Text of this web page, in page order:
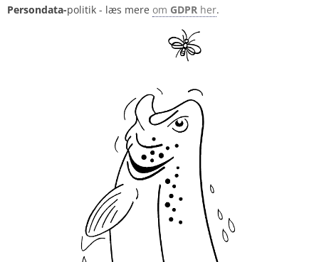
Persondata-politik - læs mere om GDPR her.